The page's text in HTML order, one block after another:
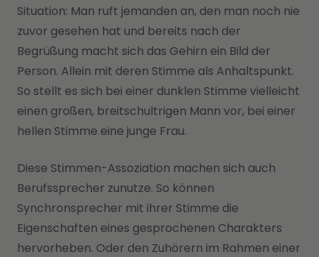
Situation: Man ruft jemanden an, den man noch nie
zuvor gesehen hat und bereits nach der
Begrüßung macht sich das Gehirn ein Bild der
Person. Allein mit deren Stimme als Anhaltspunkt.
So stellt es sich bei einer dunklen Stimme vielleicht
einen großen, breitschultrigen Mann vor, bei einer
hellen Stimme eine junge Frau.
Diese Stimmen-Assoziation machen sich auch
Berufssprecher zunutze. So können
Synchronsprecher mit ihrer Stimme die
Eigenschaften eines gesprochenen Charakters
hervorheben. Oder den Zuhörern im Rahmen einer